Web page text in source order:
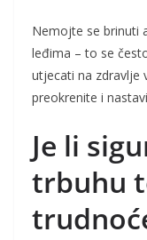
Nemojte se brinuti
leđima – to se
utjecati na zdravlje
preokrenite i
Je li
trbuhu